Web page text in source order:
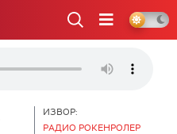
ИЗВОР:
РАДИО РОКЕНРОЛЕР